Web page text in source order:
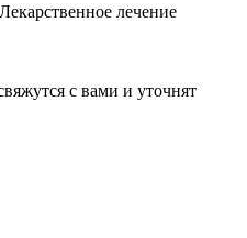
лечение
с вами и уточнят